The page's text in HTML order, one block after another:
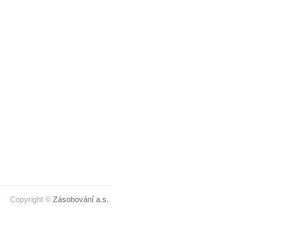
Copyright © Zásobování a.s.